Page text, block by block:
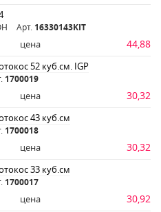
Арт. 16330143KIT
цена 44,88
52 куб.см. IGP
1700019
цена 30,32
43 куб.см
1700018
цена 30,32
33 куб.см
1700017
цена 30,92